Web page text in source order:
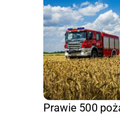
Prawie 500